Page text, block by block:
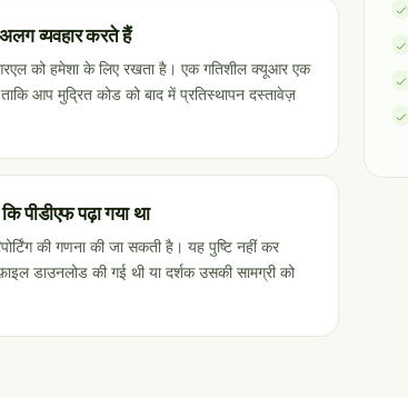
व्यवहार करते हैं
को हमेशा के लिए रखता है। एक गतिशील क्यूआर एक
आप मुद्रित कोड को बाद में प्रतिस्थापन दस्तावेज़
पीडीएफ पढ़ा गया था
की गणना की जा सकती है। यह पुष्टि नहीं कर
डाउनलोड की गई थी या दर्शक उसकी सामग्री को